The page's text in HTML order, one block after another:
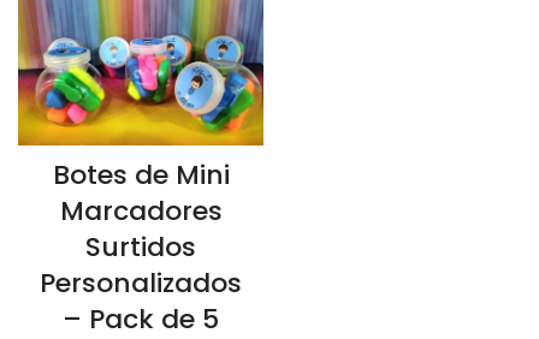
Botes de Mini
Marcadores
Surtidos
Personalizados
– Pack de 5